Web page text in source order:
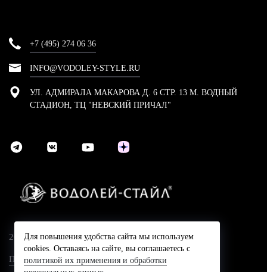
+7 (495) 274 06 36
INFO@VODOLEY-STYLE.RU
УЛ. АДМИРАЛА МАКАРОВА Д. 6 СТР. 13 М. ВОДНЫЙ
СТАДИОН, ТЦ "НЕВСКИЙ ПРИЧАЛ"
2024 © Компания Водолей-Cтайл
Политика конфидециальности
Для повышения удобства сайта мы используем
cookies. Оставаясь на сайте, вы соглашаетесь с
политикой их применения и обработки